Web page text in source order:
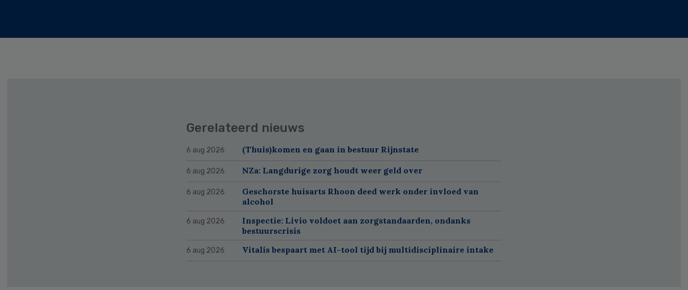
Gerelateerd nieuws
6 aug 2026 (Thuis)komen en gaan in bestuur Rijnstate
6 aug 2026 NZa: Langdurige zorg houdt weer geld over
6 aug 2026
Geschorste huisarts Rhoon deed werk onder invloed van
alcohol
6 aug 2026
Inspectie: Livio voldoet aan zorgstandaarden, ondanks
bestuurscrisis
6 aug 2026 Vitalis bespaart met AI-tool tijd bij multidisciplinaire intake